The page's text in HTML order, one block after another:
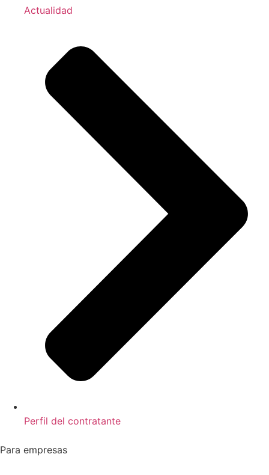
Actualidad
Perfil del contratante
Para empresas